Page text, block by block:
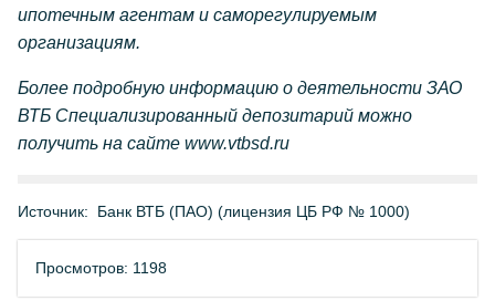
ипотечным агентам и саморегулируемым
организациям.
Более подробную информацию о деятельности ЗАО
ВТБ Специализированный депозитарий можно
получить на сайте www.vtbsd.ru
Источник: Банк ВТБ (ПАО) (лицензия ЦБ РФ № 1000)
Просмотров: 1198